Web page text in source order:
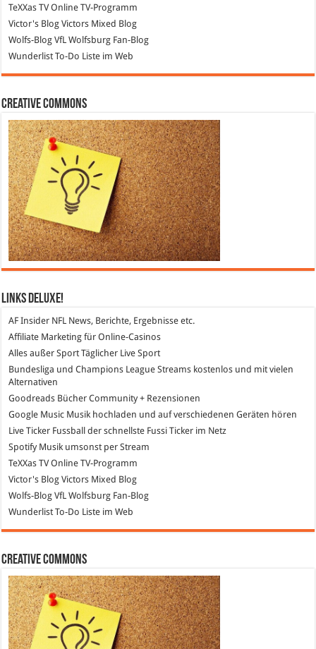
TeXXas TVOnline TV-Programm
Victor's Blog Victors Mixed Blog
Wolfs-Blog VfL Wolfsburg Fan-Blog
WunderlistTo-Do Liste im Web
Creative Commons
Links DeLuXe!
AF Insider NFL News, Berichte, Ergebnisse etc.
Affiliate Marketing für Online-Casinos
Alles außer Sport Täglicher Live Sport
Bundesliga und Champions League Streams kostenlos und mit vielen
Alternativen
Goodreads Bücher Community + Rezensionen
Google Music Musik hochladen und auf verschiedenen Geräten hören
Live Ticker Fussball der schnellste Fussi Ticker im Netz
SpotifyMusik umsonst per Stream
TeXXas TVOnline TV-Programm
Victor's Blog Victors Mixed Blog
Wolfs-Blog VfL Wolfsburg Fan-Blog
Wunderlist To-Do Liste im Web
Creative Commons